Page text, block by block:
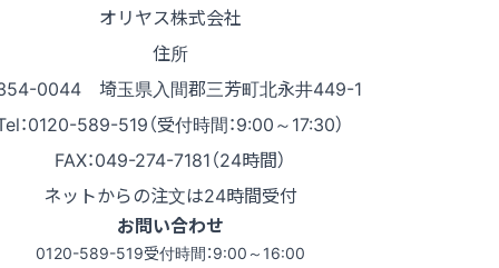
オリヤス株式会社
住所
0044 埼玉県入間郡三芳町北永井449-1
：0120-589-519（受付時間：9:00～17:30）
FAX：049-274-7181（24時間）
ネットからの注文は24時間受付
お問い合わせ
0120-589-519受付時間：9:00～16:00